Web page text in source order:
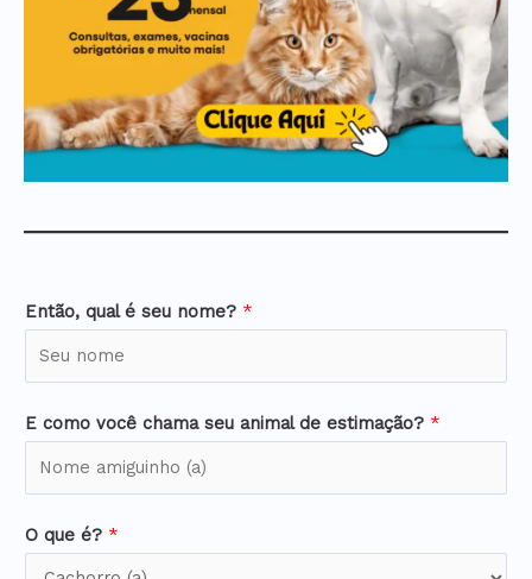
Então, qual é seu nome? *
E como você chama seu animal de estimação? *
O que é? *